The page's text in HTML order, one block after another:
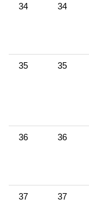
34 34
35 35
36 36
37 37